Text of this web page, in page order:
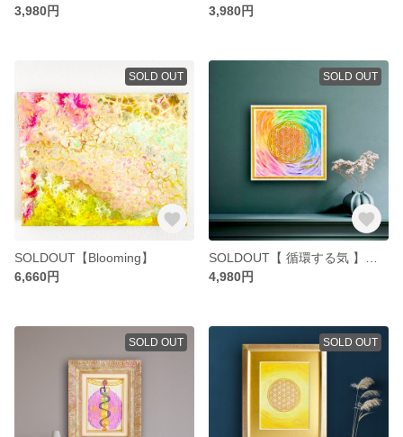
3,980円
3,980円
SOLD OUT
SOLDOUT【Blooming】
6,660円
SOLD OUT
4,980円
SOLD OUT SOLD OUT